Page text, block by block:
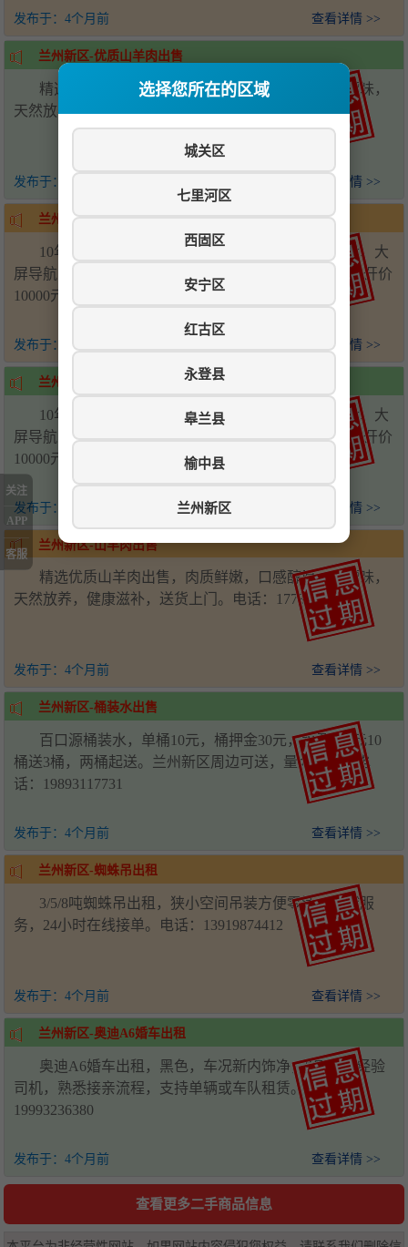
选择您所在的区域
城关区
七里河区
西固区
安宁区
红古区
永登县
皋兰县
榆中县
兰州新区
发布于： 4个月前 查看详情 >>
兰州新区-优质山羊肉出售
精选优质山羊肉出售，肉质鲜嫩，口感醇厚，无膻味，
天然放养，健康滋补，送货上门。电话：17739863008
发布于： 查看详情 >>
兰州新区-雷诺科雷傲出售
10年雷诺进口四驱科雷傲，自动挡，多功能方向盘、大
屏导航、倒车影像、定速巡航、真皮座椅、全景天窗，开价
10000元。电话：18153978652
发布于： 4个月前 查看详情 >>
兰州新区-雷诺科雷傲出售
10年雷诺进口四驱科雷傲，自动挡，多功能方向盘、大
屏导航、倒车影像、定速巡航、真皮座椅、全景天窗，开价
10000元。电话：18153978652
发布于： 查看详情 >>
兰州新区-山羊肉出售
精选优质山羊肉出售，肉质鲜嫩，口感醇厚，无膻味，
天然放养，健康滋补，送货上门。电话：17739863008
发布于： 4个月前 查看详情 >>
兰州新区-桶装水出售
百口源桶装水，单桶10元，桶押金30元，水票100元10
桶送3桶，两桶起送。兰州新区周边可送，量大从优。电
话：19893117731
发布于： 4个月前 查看详情 >>
兰州新区-蜘蛛吊出租
3/5/8吨蜘蛛吊出租，狭小空间吊装方便零活，全城服
务，24小时在线接单。电话：13919874412
发布于： 4个月前 查看详情 >>
兰州新区-奥迪A6婚车出租
奥迪A6婚车出租，黑色，车况新内饰净，5年以上经验
司机，熟悉接亲流程，支持单辆或车队租赁。电话：
19993236380
发布于： 4个月前 查看详情 >>
查看更多二手商品信息
关注
APP
客服